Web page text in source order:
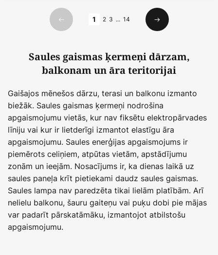
Iepriekšējais
1 2 3 ... 14
Nākamais
Saules gaismas ķermeņi dārzam,
balkonam un āra teritorijai
Gaišajos mēnešos dārzu, terasi un balkonu izmanto
biežāk. Saules gaismas ķermeņi nodrošina
apgaismojumu vietās, kur nav fiksētu elektropārvades
līniju vai kur ir lietderīgi izmantot elastīgu āra
apgaismojumu. Saules enerģijas apgaismojums ir
piemērots celiņiem, atpūtas vietām, apstādījumu
zonām un ieejām. Nosacījums ir, ka dienas laikā uz
saules paneļa krīt pietiekami daudz saules gaismas.
Saules lampa nav paredzēta tikai lielām platībām. Arī
nelielu balkonu, šauru gaiteņu vai puķu dobi pie mājas
var padarīt pārskatāmāku, izmantojot atbilstošu
apgaismojumu.